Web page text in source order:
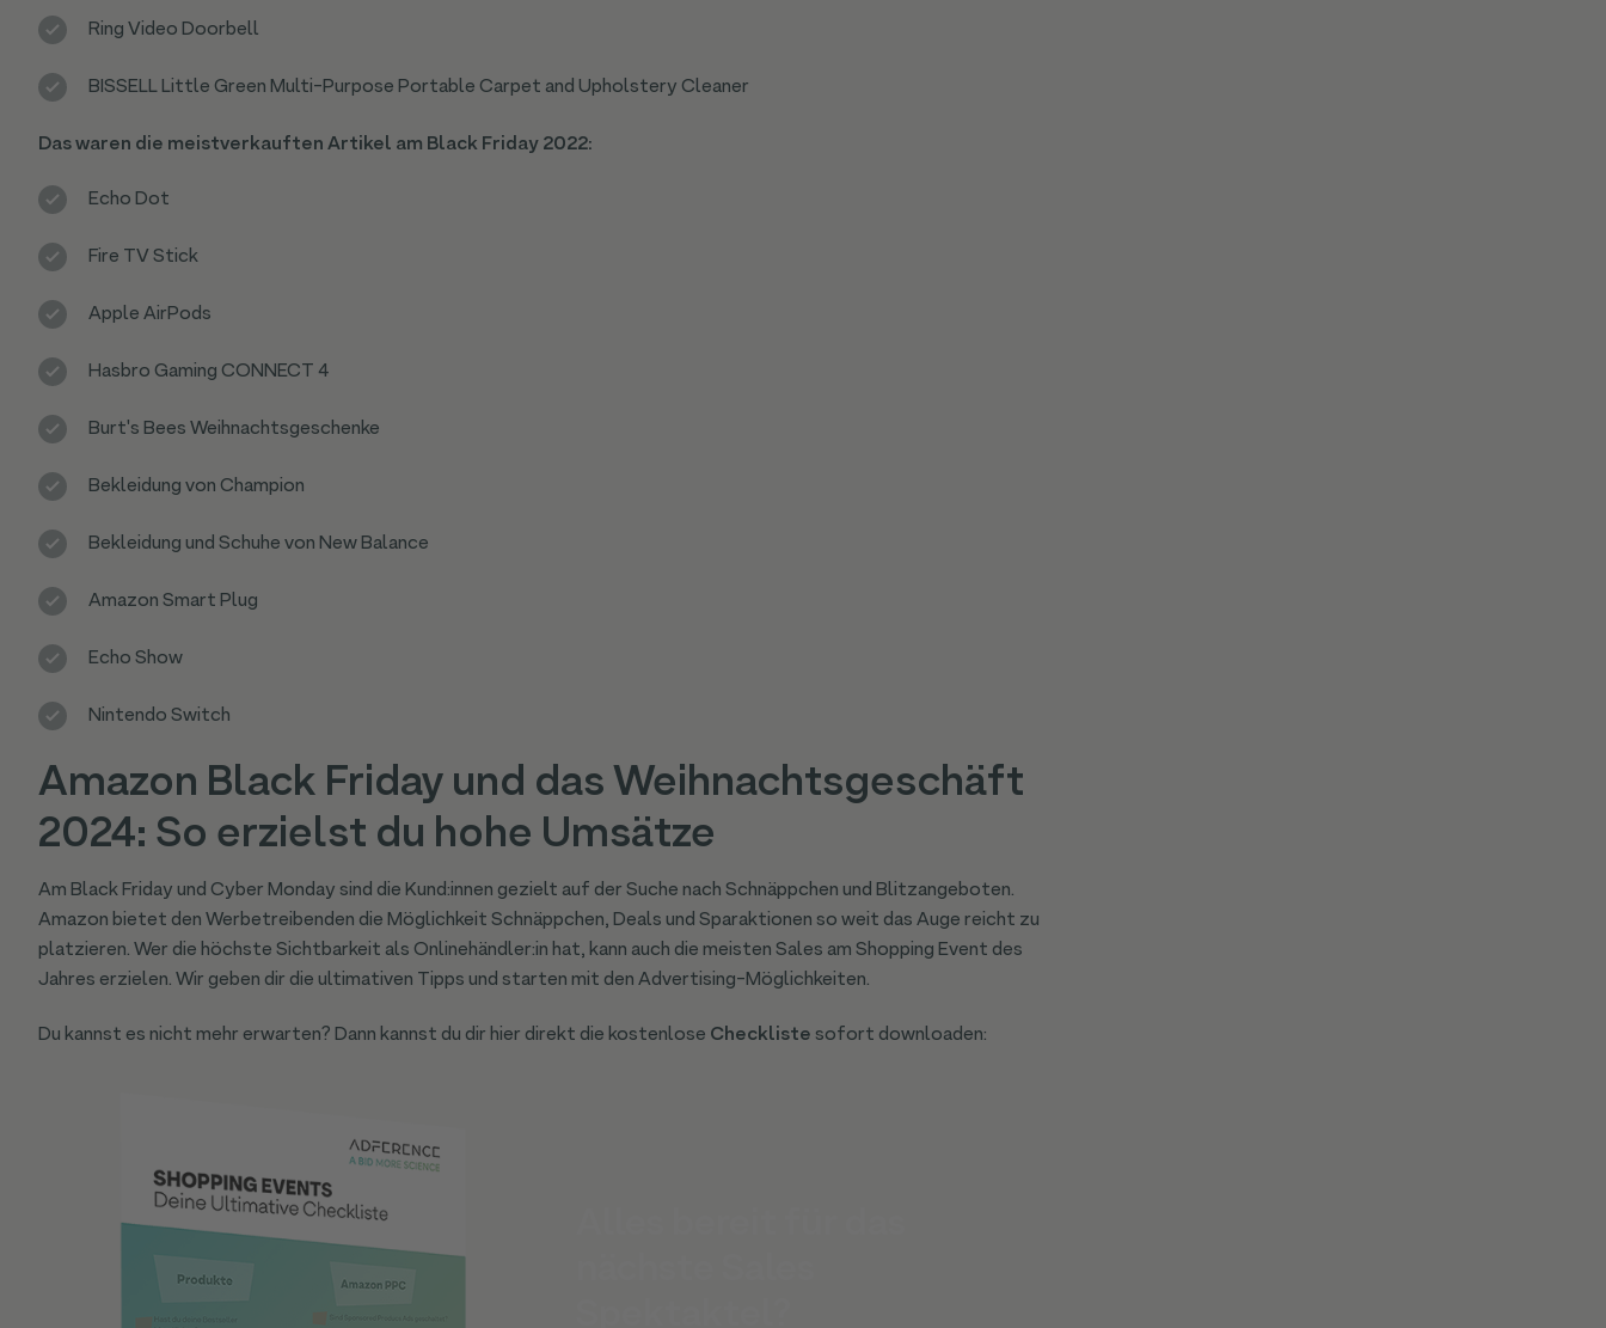
Ring Video Doorbell
BISSELL Little Green Multi-Purpose Portable Carpet and Upholstery Cleaner
Das waren die meistverkauften Artikel am Black Friday 2022:
Echo Dot
Fire TV Stick
Apple AirPods
Hasbro Gaming CONNECT 4
Burt's Bees Weihnachtsgeschenke
Bekleidung von Champion
Bekleidung und Schuhe von New Balance
Amazon Smart Plug
Echo Show
Nintendo Switch
Amazon Black Friday und das Weihnachtsgeschäft
2024: So erzielst du hohe Umsätze
Am Black Friday und Cyber Monday sind die Kund:innen gezielt auf der Suche nach Schnäppchen und Blitzangeboten.
Amazon bietet den Werbetreibenden die Möglichkeit Schnäppchen, Deals und Sparaktionen so weit das Auge reicht zu
platzieren. Wer die höchste Sichtbarkeit als Onlinehändler:in hat, kann auch die meisten Sales am Shopping Event des
Jahres erzielen. Wir geben dir die ultimativen Tipps und starten mit den Advertising-Möglichkeiten.
Du kannst es nicht mehr erwarten? Dann kannst du dir hier direkt die kostenlose Checkliste sofort downloaden: